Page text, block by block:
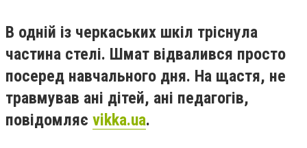
В одній із черкаських шкіл тріснула
частина стелі. Шмат відвалився просто
посеред навчального дня. На щастя, не
травмував ані дітей, ані педагогів,
повідомляє vikka.ua.